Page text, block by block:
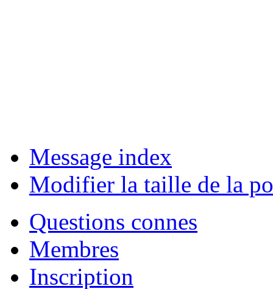
Message index
Modifier la taille de la
Questions connes
Membres
Inscription